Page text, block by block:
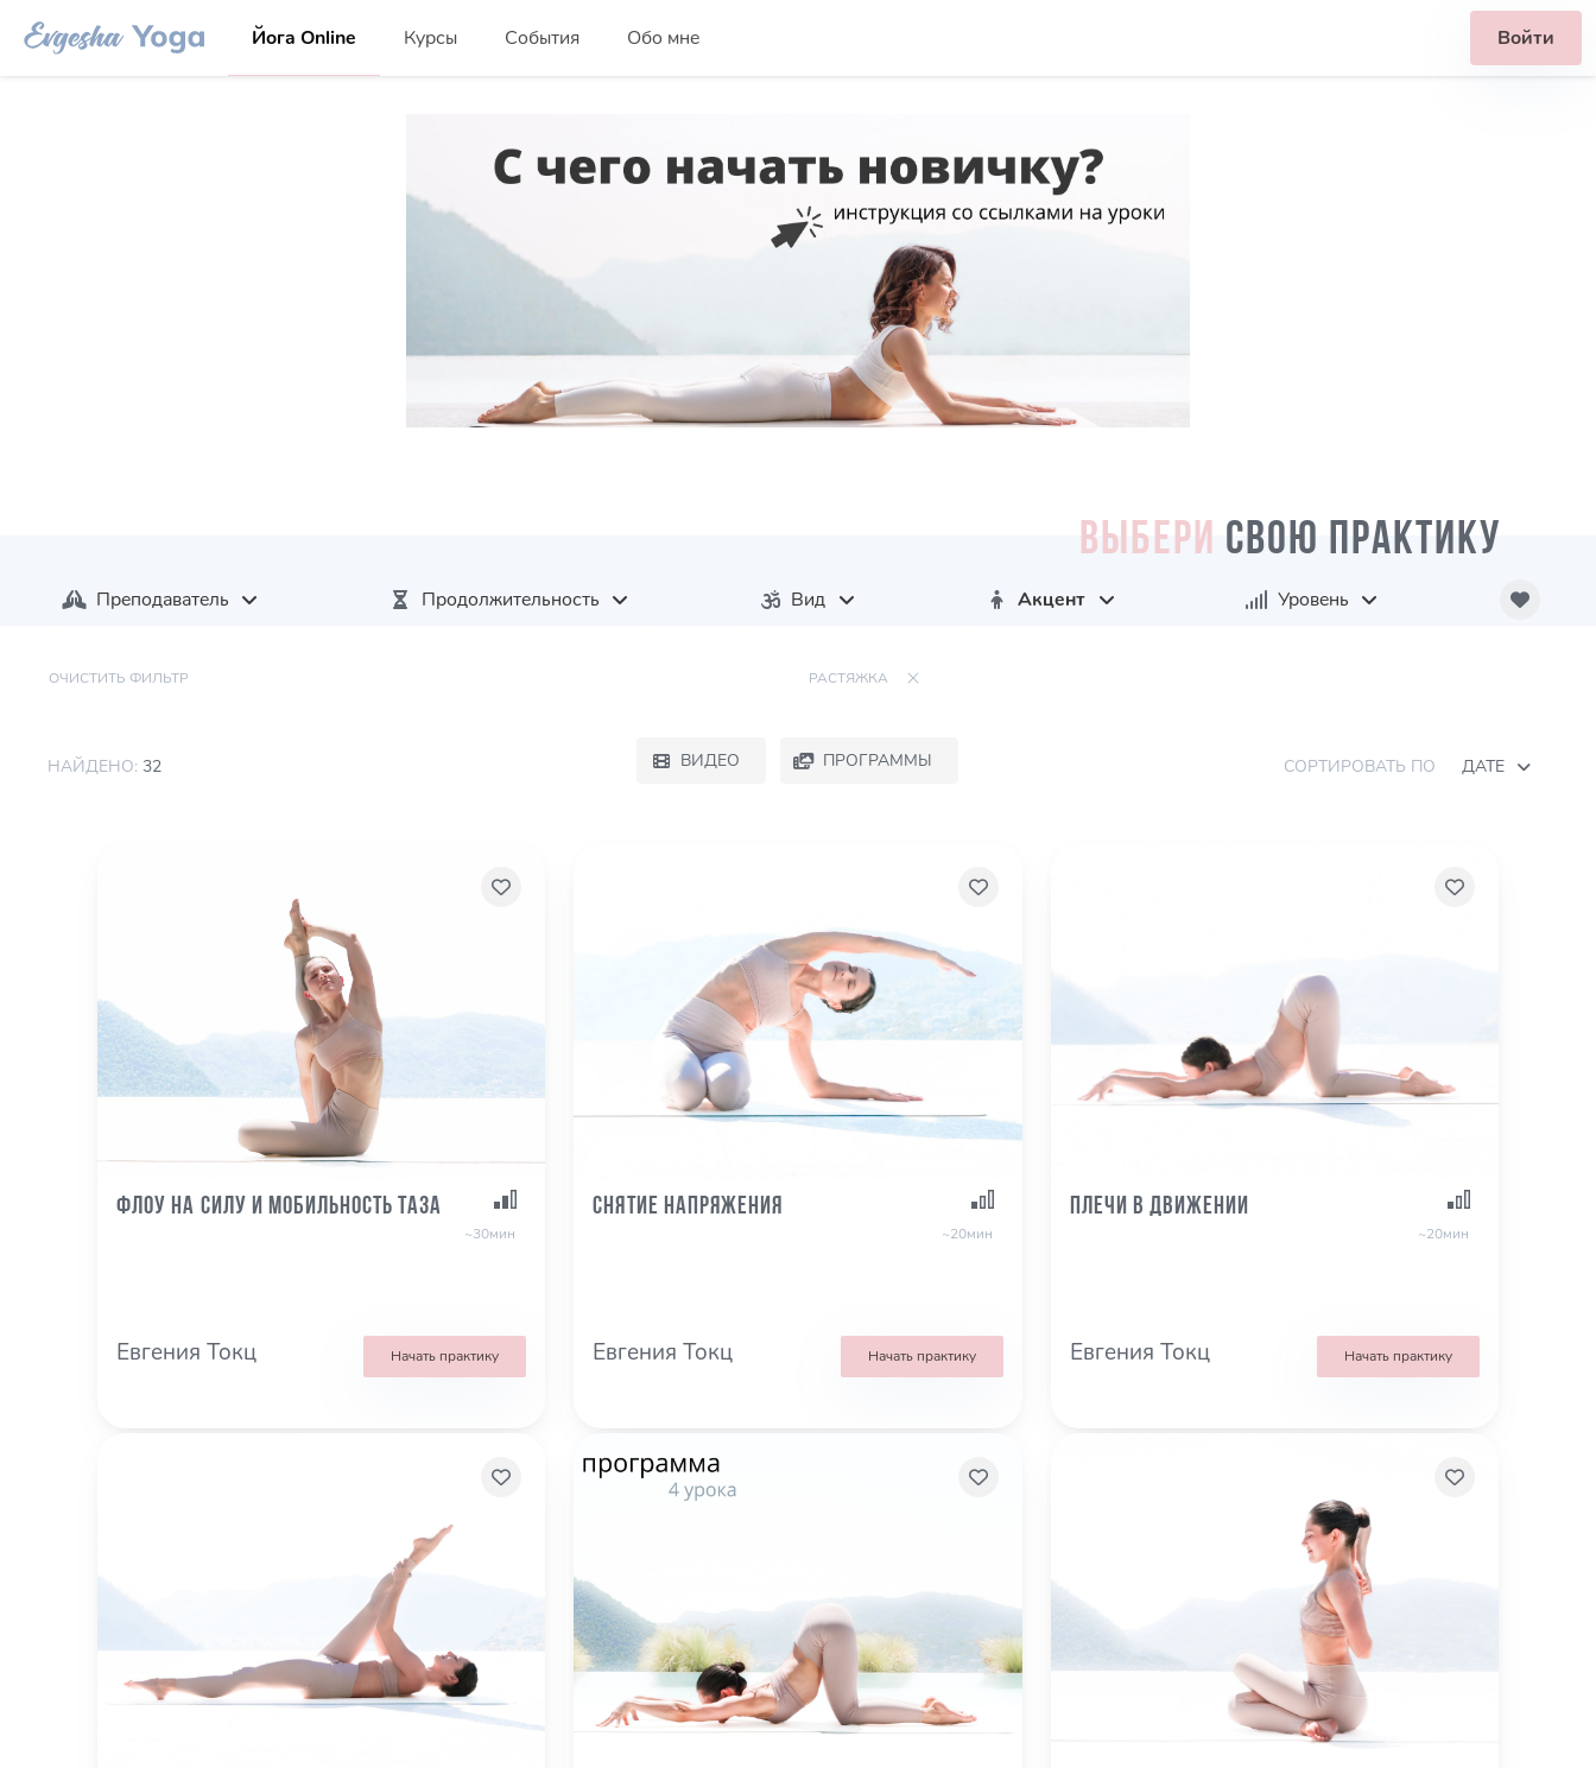
Йога Online Курсы События Обо мне Войти
ВЫБЕРИ СВОЮ ПРАКТИКУ
Преподаватель Продолжительность Вид Акцент Уровень
ОЧИСТИТЬ ФИЛЬТР РАСТЯЖКА
НАЙДЕНО: 32 ВИДЕО ПРОГРАММЫ СОРТИРОВАТЬ ПО ДАТЕ
Флоу на силу и мобильность таза
~30мин
Евгения Токц Начать практику
Снятие напряжения
~20мин
Евгения Токц Начать практику
Плечи в движении
~20мин
Евгения Токц Начать практику